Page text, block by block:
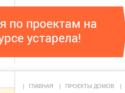
| ГЛАВНАЯ | ПРОЕКТЫ ДОМОВ